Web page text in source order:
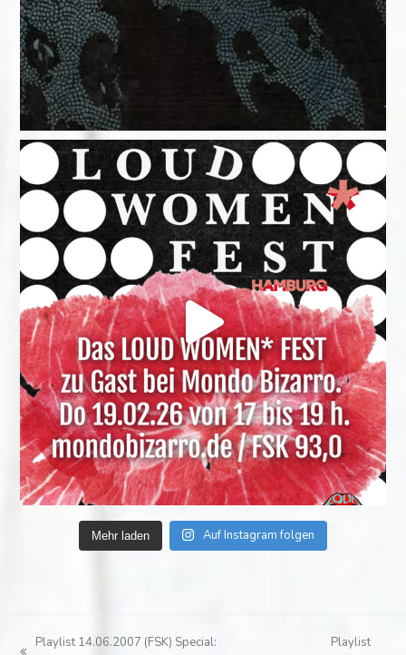
Mehr laden Auf Instagram folgen
Playlist 14.06.2007 (FSK) Special:
Playlist